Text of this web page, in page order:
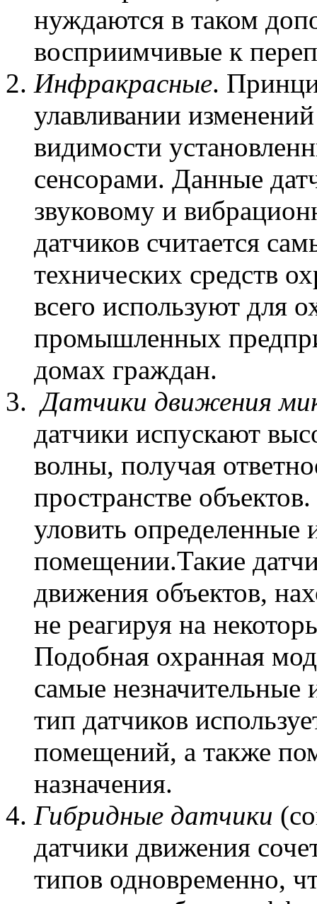
нуждаются в таком
восприимчивые к
Инфракрасные.
улавливании
видимости
сенсорами. Данные
звуковому и
датчиков считается
технических средств
всего используют для
промышленных
домах граждан.
Датчики движения
датчики испускают
волны, получая
пространстве
уловить определенные
помещении.Такие
движения объектов,
не реагируя на
Подобная охранная
самые
тип датчиков
помещений, а также
назначения.
Гибридные датчики
датчики движения
типов одновременно,